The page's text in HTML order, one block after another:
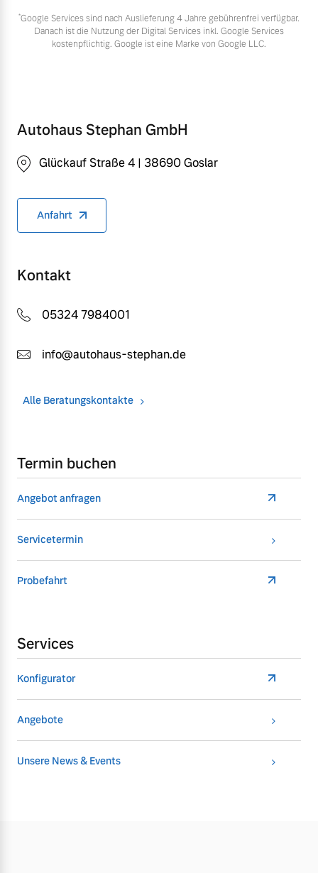
*Google Services sind nach Auslieferung 4 Jahre gebührenfrei verfügbar.
Danach ist die Nutzung der Digital Services inkl. Google Services
kostenpflichtig. Google ist eine Marke von Google LLC.
Autohaus Stephan GmbH
Glückauf Straße 4 | 38690 Goslar
Anfahrt
Kontakt
05324 7984001
info@autohaus-stephan.de
Alle Beratungskontakte
Termin buchen
Angebot anfragen
Servicetermin
Probefahrt
Services
Konfigurator
Angebote
Unsere News & Events